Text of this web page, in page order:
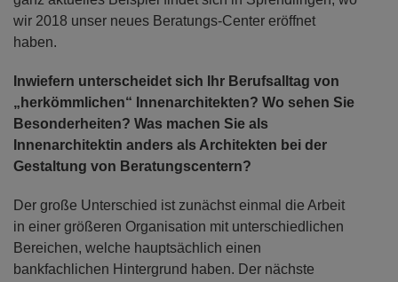
wir 2018 unser neues Beratungs-Center eröffnet
haben.
Inwiefern unterscheidet sich Ihr Berufsalltag von
„herkömmlichen“ Innenarchitekten? Wo sehen Sie
Besonderheiten? Was machen Sie als
Innenarchitektin anders als Architekten bei der
Gestaltung von Beratungscentern?
Der große Unterschied ist zunächst einmal die Arbeit
in einer größeren Organisation mit unterschiedlichen
Bereichen, welche hauptsächlich einen
bankfachlichen Hintergrund haben. Der nächste